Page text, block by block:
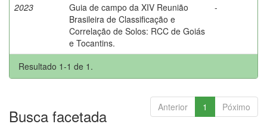
2023
Guia de campo da XIV Reunião
Brasileira de Classificação e
Correlação de Solos: RCC de Goiás
e Tocantins.
-
Resultado 1-1 de 1.
Anterior 1 Póximo
Busca facetada